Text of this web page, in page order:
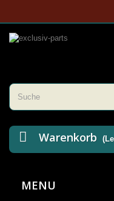
Warenkorb
MENU